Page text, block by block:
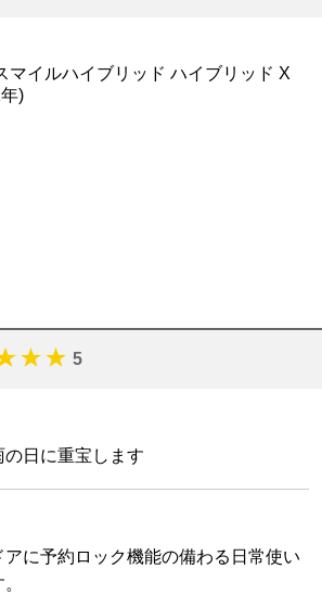
マイルハイブリッド ハイブリッド X
)
5
日に重宝します
に予約ロック機能の備わる日常使い